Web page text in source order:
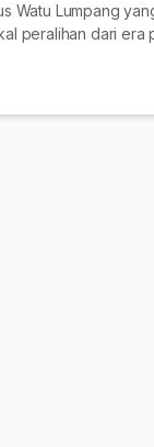
Watu Lumpang
peralihan dari era